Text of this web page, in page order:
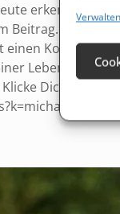
erkennt
Beitrag. Quelle:
Kommentar
Deiner Lebens-
Dich doch